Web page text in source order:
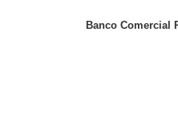
Banco Comercial